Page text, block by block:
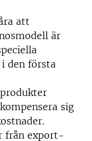
att
är
den första
sig
från export-